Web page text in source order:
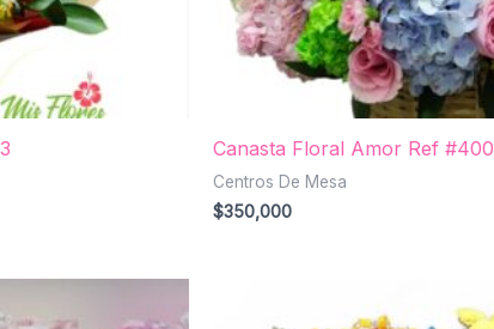
Canasta Floral Amor Ref #400
Centros De Mesa
$350,000